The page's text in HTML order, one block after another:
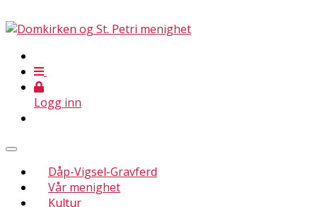
Logg inn
Dåp-Vigsel-Gravferd
Vår menighet
Kultur